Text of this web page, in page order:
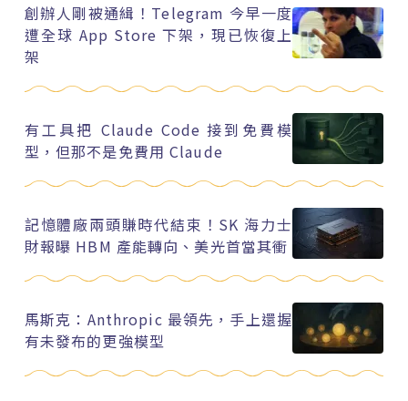
創辦人剛被通緝！Telegram 今早一度
遭全球 App Store 下架，現已恢復上
架
有工具把 Claude Code 接到免費模
型，但那不是免費用 Claude
記憶體廠兩頭賺時代結束！SK 海力士
財報曝 HBM 產能轉向、美光首當其衝
馬斯克：Anthropic 最領先，手上還握
有未發布的更強模型